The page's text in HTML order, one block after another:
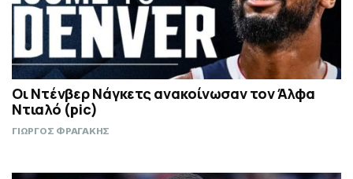
Οι Ντένβερ Νάγκετς ανακοίνωσαν τον Άλφα
Ντιαλό (pic)
ΓΙΩΡΓΟΣ ΦΡΑΓΑΚΗΣ